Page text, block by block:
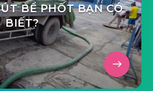
BỂ PHỐT BẠN CÓ
BIẾT?